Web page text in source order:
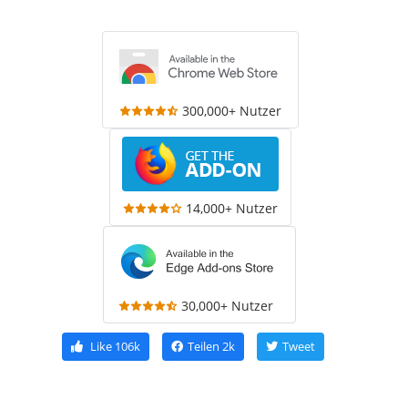
300,000+ Nutzer
14,000+ Nutzer
30,000+ Nutzer
Like 106k Teilen 2k Tweet